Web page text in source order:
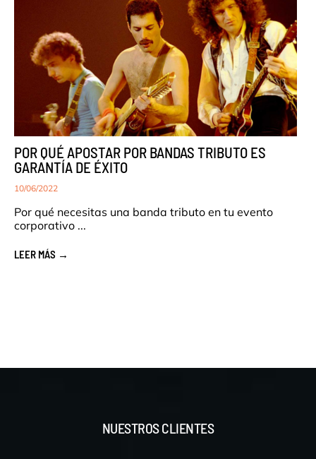
POR QUÉ APOSTAR POR BANDAS TRIBUTO ES
GARANTÍA DE ÉXITO
10/06/2022
Por qué necesitas una banda tributo en tu evento
corporativo ...
LEER MÁS →
NUESTROS CLIENTES